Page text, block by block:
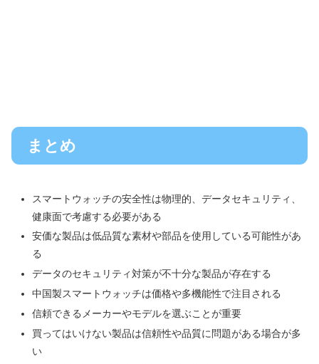
まとめ
スマートウォッチの安全性は物理的、データセキュリティ、
健康面で考慮する必要がある
安価な製品は低品質な素材や部品を使用している可能性があ
る
データのセキュリティ対策が不十分な製品が存在する
中国製スマートウォッチは価格や多機能性で注目される
信頼できるメーカーやモデルを選ぶことが重要
買ってはいけない製品は信頼性や品質に問題がある場合が多
い